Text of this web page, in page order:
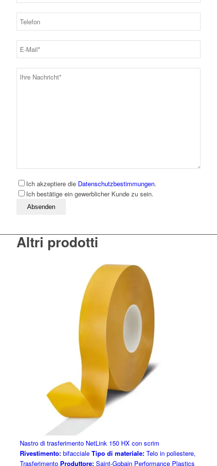
Ich akzeptiere die Datenschutzbestimmungen.
Ich bestätige ein gewerblicher Kunde zu sein.
Bitte lassen Sie dieses Feld leer
Altri prodotti
Nastro di trasferimento NetLink 150 HX con scrim
Rivestimento:bifacciale Tipo di materiale:Telo in poliestere,
Trasferimento Produttore:Saint-Gobain Performance Plastics